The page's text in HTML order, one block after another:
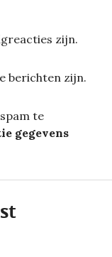
zijn.
berichten zijn.
te
gegevens